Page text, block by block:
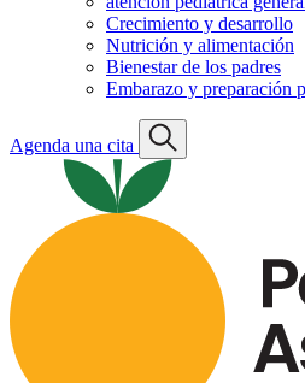
Crecimiento y desarrollo
Nutrición y alimentación
Bienestar de los padres
Embarazo y preparación
Agenda una cita